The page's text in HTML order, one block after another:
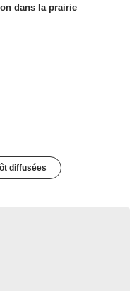
dans la prairie
diffusées